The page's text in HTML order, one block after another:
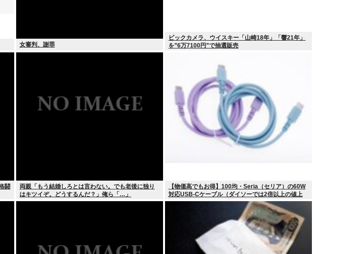
女審判、謝罪
ビックカメラ、ウイスキー「山崎18年」「響21年」
を”6万7100円”で抽選販売
闘
両親「もう結婚しろとは言わない。でも老後に独り
はキツイぞ。どうするんだ？」俺ら「…」
【物価高でもお得】100均・Seria（セリア）の60W
対応USB-Cケーブル（ダイソーでは2倍以上の値上
げ）セリアは110円で売る